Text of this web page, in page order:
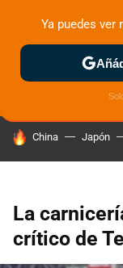
ZONA DE PRUEBAS
HOY SE HABLA DE
China Japón
La
crítico de
Ya puedes